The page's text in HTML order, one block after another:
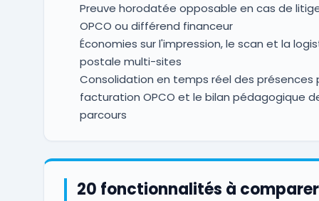
Preuve horodatée opposable en cas de litige
OPCO ou différend financeur
Économies sur l'impression, le scan et la
postale multi-sites
Consolidation en temps réel des présences
facturation OPCO et le bilan pédagogique
parcours
20 fonctionnalités à comparer